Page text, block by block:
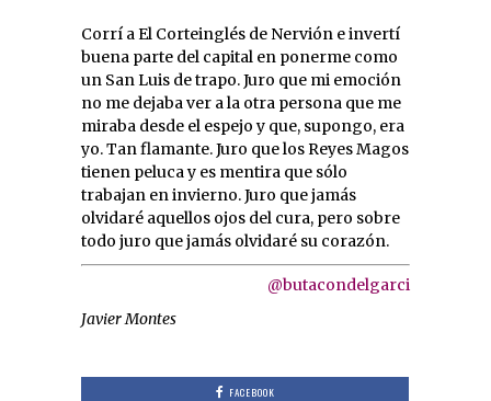
Corrí a El Corteinglés de Nervión e invertí
buena parte del capital en ponerme como
un San Luis de trapo. Juro que mi emoción
no me dejaba ver a la otra persona que me
miraba desde el espejo y que, supongo, era
yo. Tan flamante. Juro que los Reyes Magos
tienen peluca y es mentira que sólo
trabajan en invierno. Juro que jamás
olvidaré aquellos ojos del cura, pero sobre
todo juro que jamás olvidaré su corazón.
@butacondelgarci
Javier Montes
FACEBOOK